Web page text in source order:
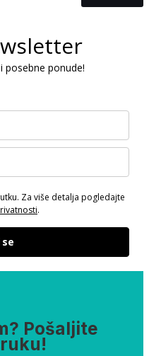
posebne ponude!
Za više detalja pogledajte
.
Pošaljite